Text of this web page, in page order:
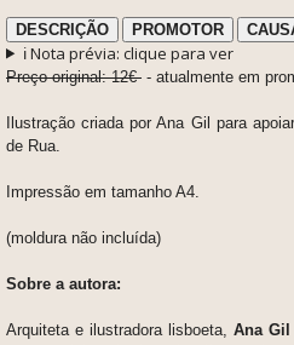
DESCRIÇÃO PROMOTOR
ℹ️ Nota prévia: clique para ver
Preço original: 12€ - atualmente em
Ilustração criada por Ana Gil para
de Rua.
Impressão em tamanho A4.
(moldura não incluída)
Sobre a autora:
Arquiteta e ilustradora lisboeta, Ana Gil